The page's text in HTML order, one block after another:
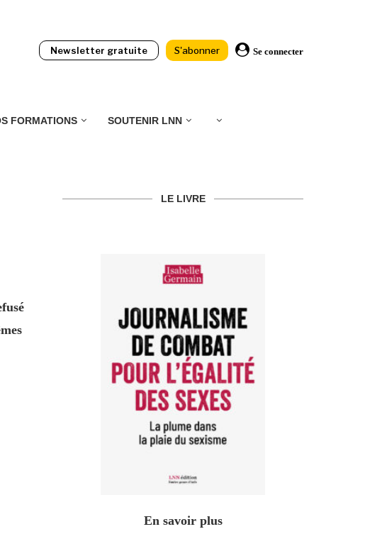
Newsletter gratuite S'abonner Se connecter
FORMATIONS SOUTENIR LNN
LE LIVRE
En savoir plus